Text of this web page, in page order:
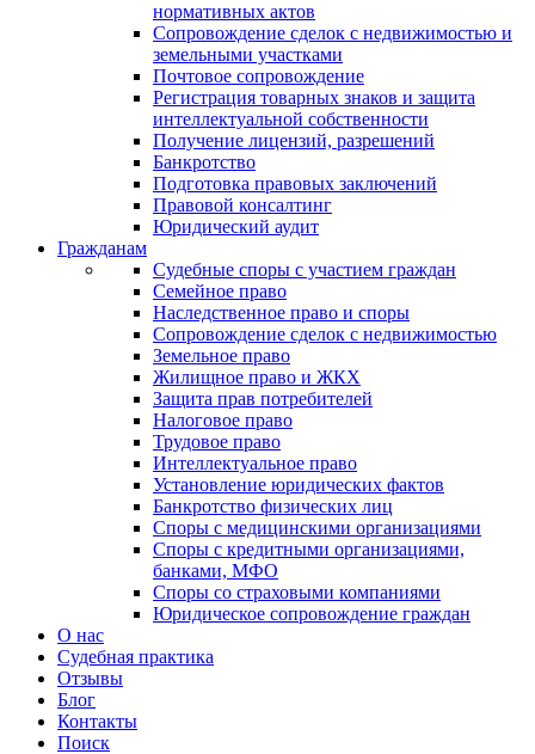
нормативных актов
Сопровождение сделок с недвижимостью и
земельными участками
Почтовое сопровождение
Регистрация товарных знаков и защита
интеллектуальной собственности
Получение лицензий, разрешений
Банкротство
Подготовка правовых заключений
Правовой консалтинг
Юридический аудит
Гражданам
Судебные споры с участием граждан
Семейное право
Наследственное право и споры
Сопровождение сделок с недвижимостью
Земельное право
Жилищное право и ЖКХ
Защита прав потребителей
Налоговое право
Трудовое право
Интеллектуальное право
Установление юридических фактов
Банкротство физических лиц
Споры с медицинскими организациями
Споры с кредитными организациями,
банками, МФО
Споры со страховыми компаниями
Юридическое сопровождение граждан
О нас
Судебная практика
Отзывы
Блог
Контакты
Поиск